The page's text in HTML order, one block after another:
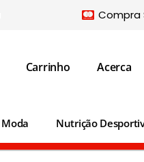
Compra
Carrinho Acerca
Moda Nutrição